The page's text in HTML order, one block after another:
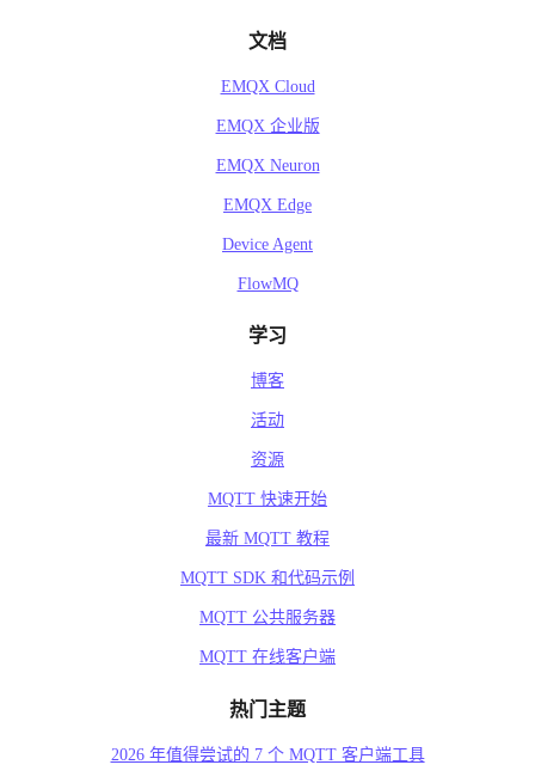
文档
EMQX Cloud
EMQX 企业版
EMQX Neuron
EMQX Edge
Device Agent
FlowMQ
学习
博客
活动
资源
MQTT 快速开始
最新 MQTT 教程
MQTT SDK 和代码示例
MQTT 公共服务器
MQTT 在线客户端
热门主题
2026 年值得尝试的 7 个 MQTT 客户端工具